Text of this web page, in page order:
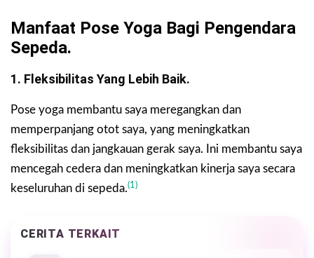
Manfaat Pose Yoga Bagi Pengendara
Sepeda.
1. Fleksibilitas Yang Lebih Baik.
Pose yoga membantu saya meregangkan dan
memperpanjang otot saya, yang meningkatkan
fleksibilitas dan jangkauan gerak saya. Ini membantu saya
mencegah cedera dan meningkatkan kinerja saya secara
keseluruhan di sepeda.(1)
CERITA TERKAIT